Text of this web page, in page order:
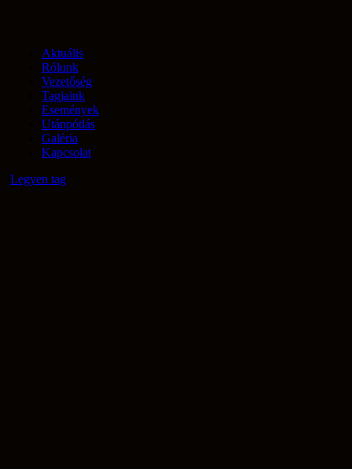
Aktuális
Rólunk
Vezetőség
Tagjaink
Események
Utánpótlás
Galéria
Kapcsolat
Legyen tag